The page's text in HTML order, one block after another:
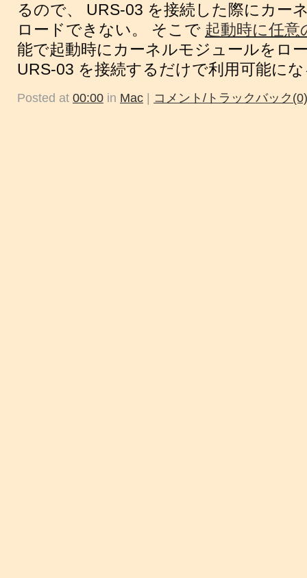
るので、 URS-03 を接続した際にカー
ロードできない。 そこで 起動時に任
能で起動時にカーネルモジュールをロ
URS-03 を接続するだけで利用可能に
Posted at 00:00 in Mac コメント/トラックバック(0)